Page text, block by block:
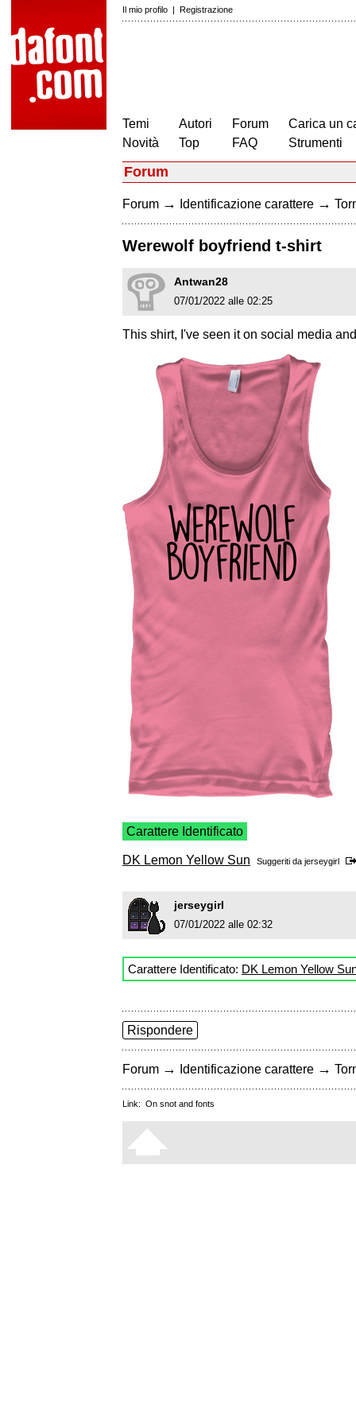
Il mio profilo | Registrazione
Temi
Novità
Autori
Top
Forum
FAQ
Carica un
Strumenti
Forum
Forum → Identificazione carattere →
Werewolf boyfriend t-shirt
Antwan28
07/01/2022 alle 02:25
This shirt, I've seen it on social media
Carattere Identificato
DK Lemon Yellow Sun Suggeriti da jerseygirl
jerseygirl
07/01/2022 alle 02:32
Carattere Identificato: DK Lemon Yellow
Rispondere
Forum → Identificazione carattere →
Link: On snot and fonts